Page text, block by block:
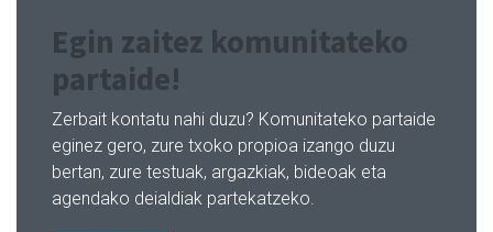
Egin zaitez komunitateko
partaide!
Zerbait kontatu nahi duzu? Komunitateko partaide
eginez gero, zure txoko propioa izango duzu
bertan, zure testuak, argazkiak, bideoak eta
agendako deialdiak partekatzeko.